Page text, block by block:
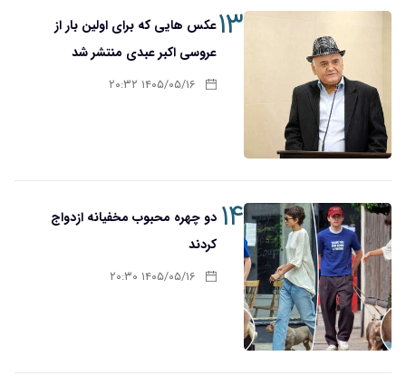
۱۳عکس هایی که برای اولین بار از
عروسی اکبر عبدی منتشر شد
۱۴۰۵/۰۵/۱۶ ۲۰:۳۲
۱۴ دو چهره محبوب مخفیانه ازدواج
کردند
۱۴۰۵/۰۵/۱۶ ۲۰:۳۰